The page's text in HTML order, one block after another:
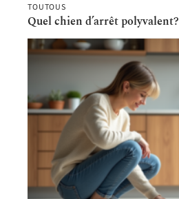
TOUTOUS
Quel chien d’arrêt polyvalent?